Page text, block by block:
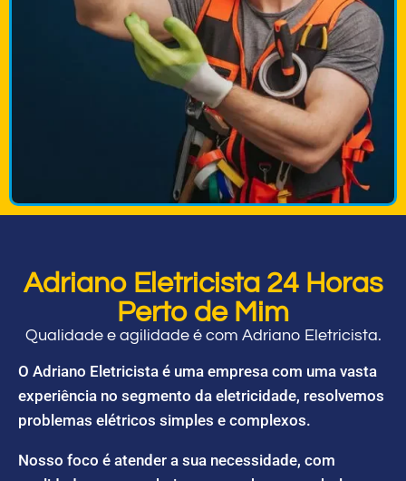
Adriano Eletricista 24 Horas
Perto de Mim
Qualidade e agilidade é com Adriano Eletricista.
O Adriano Eletricista é uma empresa com uma vasta
experiência no segmento da eletricidade, resolvemos
problemas elétricos simples e complexos.
Nosso foco é atender a sua necessidade, com